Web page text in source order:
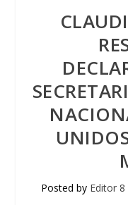
Posted by Editor 8